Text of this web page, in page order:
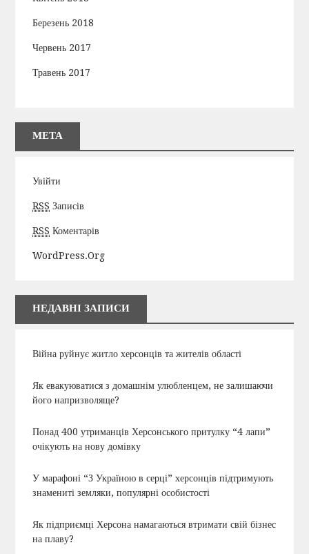
Березень 2018
Червень 2017
Травень 2017
МЕТА
Увійти
RSS Записів
RSS Коментарів
WordPress.org
НЕДАВНІ ЗАПИСИ
Війна руйнує житло херсонців та жителів області
Як евакуюватися з домашнім улюбленцем, не залишаючи
його напризволяще?
Понад 400 утриманців Херсонського притулку “4 лапи”
очікують на нову домівку
У марафоні “З Україною в серці” херсонців підтримують
знамениті земляки, популярні особистості
Як підприємці Херсона намагаються втримати свій бізнес
на плаву?